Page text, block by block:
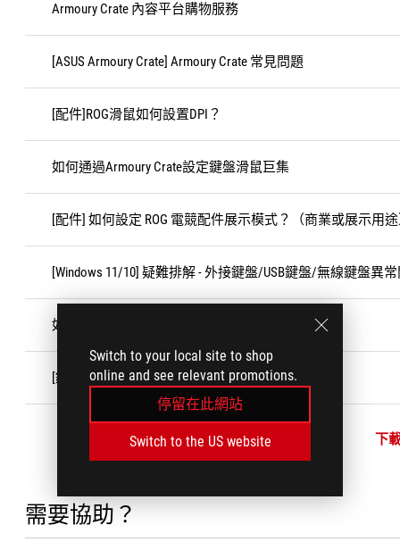
Switch to your local site to shop
online and see relevant promotions.
停留在此網站
Switch to the US website
Armoury Crate 內容平台購物服務
[ASUS Armoury Crate] Armoury Crate 常見問題
[配件]ROG滑鼠如何設置DPI？
如何通過Armoury Crate設定鍵盤滑鼠巨集
[配件] 如何設定 ROG 電競配件展示模式？（商業或展示用
[Windows 11/10] 疑難排解 - 外接鍵盤/USB鍵盤/無線鍵盤異
如何查詢保固狀態
[鍵盤]華碩ROG系列機械鍵盤軸體的介紹
下
需要協助？